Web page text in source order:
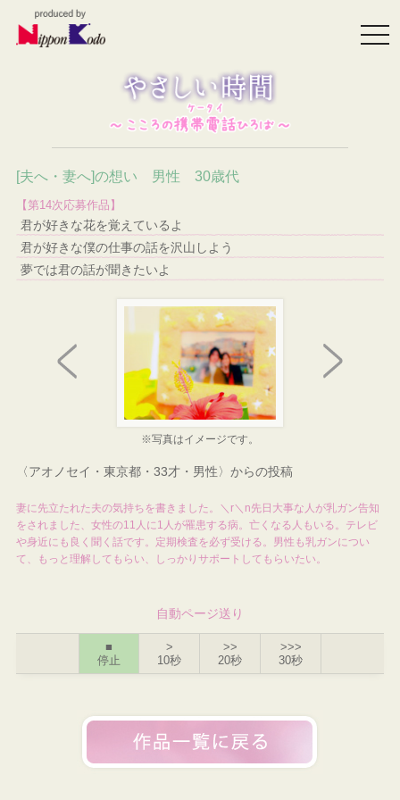
[夫へ・妻へ]の想い 男性 30歳代
【第14次応募作品】
君が好きな花を覚えているよ
君が好きな僕の仕事の話を沢山しよう
夢では君の話が聞きたいよ
※写真はイメージです。
〈アオノセイ・東京都・33才・男性〉からの投稿
妻に先立たれた夫の気持ちを書きました。＼r＼n先日大事な人が乳ガン告知
をされました、女性の11人に1人が罹患する病。亡くなる人もいる。テレビ
や身近にも良く聞く話です。定期検査を必ず受ける。男性も乳ガンについ
て、もっと理解してもらい、しっかりサポートしてもらいたい。
自動ページ送り
■
停止
>
10秒
>>
20秒
>>>
30秒